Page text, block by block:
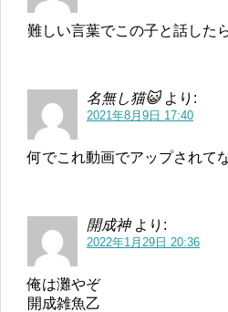
難しい言葉でこの子と話した
名無し猫😺 より:
2021年8月9日 17:40
何でこれ動画でアップされて
開成神 より:
2022年1月29日 20:36
俺は灘やぞ
開成雑魚乙